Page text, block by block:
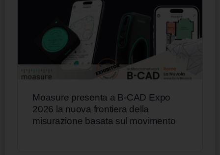
Moasure presenta a B-CAD Expo
2026 la nuova frontiera della
misurazione basata sul movimento